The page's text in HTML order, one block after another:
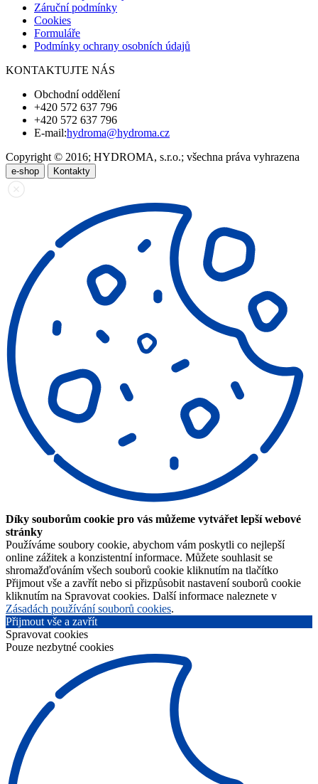
Záruční podmínky
Cookies
Formuláře
Podmínky ochrany osobních údajů
KONTAKTUJTE NÁS
Obchodní oddělení
+420 572 637 796
+420 572 637 796
E-mail:hydroma@hydroma.cz
Copyright © 2016; HYDROMA, s.r.o.; všechna práva vyhrazena
e-shop Kontakty
Díky souborům cookie pro vás můžeme vytvářet lepší webové
stránky
Používáme soubory cookie, abychom vám poskytli co nejlepší
online zážitek a konzistentní informace. Můžete souhlasit se
shromažďováním všech souborů cookie kliknutím na tlačítko
Přijmout vše a zavřít nebo si přizpůsobit nastavení souborů cookie
kliknutím na Spravovat cookies. Další informace naleznete v
Zásadách používání souborů cookies.
Přijmout vše a zavřít
Spravovat cookies
Pouze nezbytné cookies